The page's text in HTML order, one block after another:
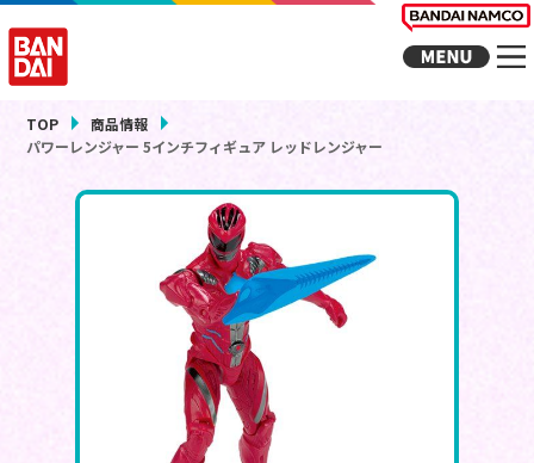
TOP
商品情報
パワーレンジャー 5インチフィギュア レッドレンジャー